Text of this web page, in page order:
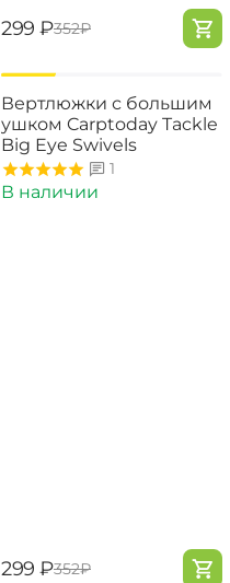
‍299‍ ₽‍352‍₽
Вертлюжки с большим
ушком Carptoday Tackle
Big Eye Swivels
1
В наличии
‍299‍ ₽‍352‍₽